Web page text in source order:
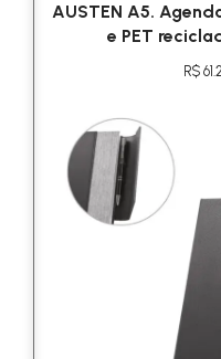
AUSTEN A5.
e PET
R$